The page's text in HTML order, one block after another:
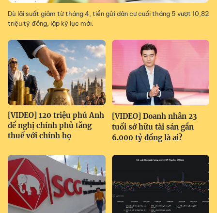
Dù lãi suất giảm từ tháng 4, tiền gửi dân cư cuối tháng 5 vượt 10,82
triệu tỷ đồng, lập kỷ lục mới.
[VIDEO] 120 triệu phú Anh
đề nghị chính phủ tăng
thuế với chính họ
[VIDEO] Doanh nhân 23
tuổi sở hữu tài sản gần
6.000 tỷ đồng là ai?